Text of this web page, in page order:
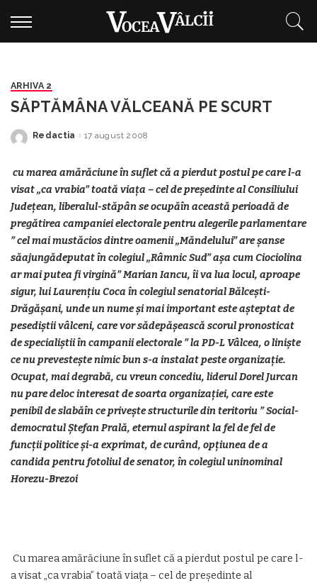
ARHIVA 2
SĂPTĂMÂNA VĂLCEANĂ PE SCURT
Posted
Redactia 17 august 2008
cu marea amărăciune în suflet că a pierdut postul pe care l-a
visat „ca vrabia” toată viața – cel de președinte al Consiliului
Județean, liberalul-stăpân se ocupăîn această perioadă de
pregătirea campaniei electorale pentru alegerile parlamentare
” cel mai mustăcios dintre oamenii „Măndelului” are șanse
săajungădeputat în colegiul „Râmnic Sud” așa cum Ciociolina
ar mai putea fi virgină” Marian Iancu, îi va lua locul, aproape
sigur, lui Laurențiu Coca în colegiul senatorial Bălcești-
Drăgășani, unde un nume și mai important este așteptat de
pesediștii vâlceni, care vor sădepășească scorul pronosticat
de specialiștii în campanii electorale ” la PD-L Vâlcea, o liniște
ce nu prevestește nimic bun s-a instalat peste organizație.
Ocupat, mai degrabă, cu vreun concediu, liderul Dorel Jurcan
nu pare deloc interesat de soarta organizației, care este
penibil de slabăîn ce privește structurile din teritoriu ” Social-
democratul Ștefan Prală, eternul aspirant la fel de fel de
funcții politice și-a exprimat, de curând, opțiunea de a
candida pentru fotoliul de senator, în colegiul uninominal
Horezu-Brezoi
Cu marea amărăciune în suflet că a pierdut postul pe care l-
a visat „ca vrabia” toată viața – cel de președinte al